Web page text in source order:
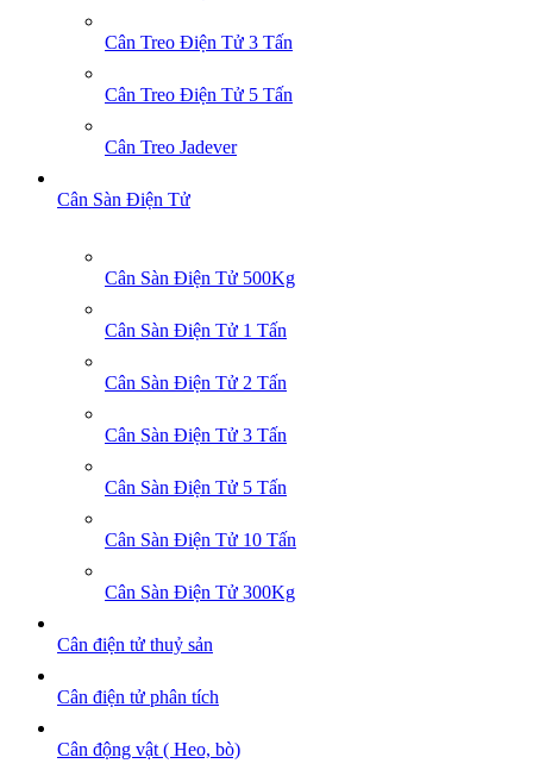
Cân Treo Điện Tử 3 Tấn
Cân Treo Điện Tử 5 Tấn
Cân Treo Jadever
Cân Sàn Điện Tử
Cân Sàn Điện Tử 500Kg
Cân Sàn Điện Tử 1 Tấn
Cân Sàn Điện Tử 2 Tấn
Cân Sàn Điện Tử 3 Tấn
Cân Sàn Điện Tử 5 Tấn
Cân Sàn Điện Tử 10 Tấn
Cân Sàn Điện Tử 300Kg
Cân điện tử thuỷ sản
Cân điện tử phân tích
Cân động vật ( Heo, bò)